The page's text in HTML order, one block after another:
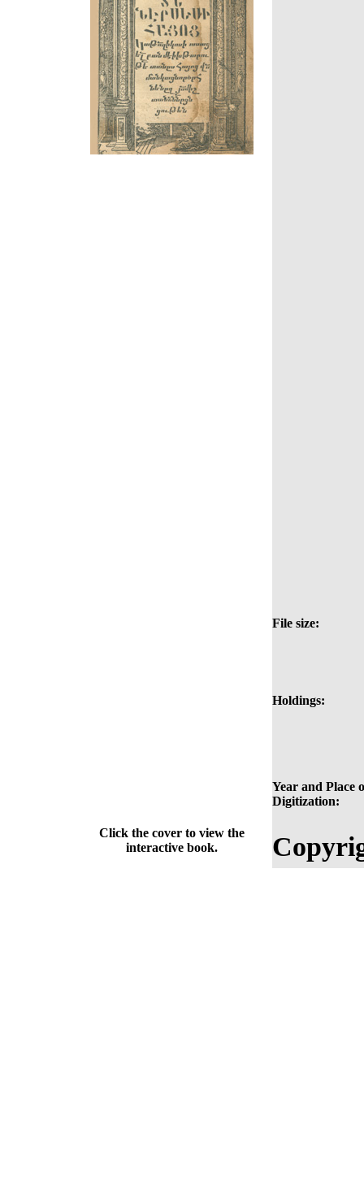
File size:
Holdings:
Year and Place
Digitization:
Click the cover to view the
interactive book.